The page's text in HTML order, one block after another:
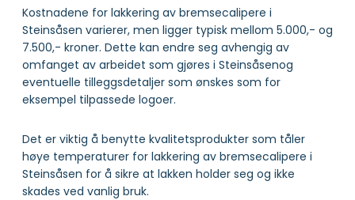
Kostnadene for lakkering av bremsecalipere i
Steinsåsen varierer, men ligger typisk mellom 5.000,- og
7.500,- kroner. Dette kan endre seg avhengig av
omfanget av arbeidet som gjøres i Steinsåsenog
eventuelle tilleggsdetaljer som ønskes som for
eksempel tilpassede logoer.
Det er viktig å benytte kvalitetsprodukter som tåler
høye temperaturer for lakkering av bremsecalipere i
Steinsåsen for å sikre at lakken holder seg og ikke
skades ved vanlig bruk.